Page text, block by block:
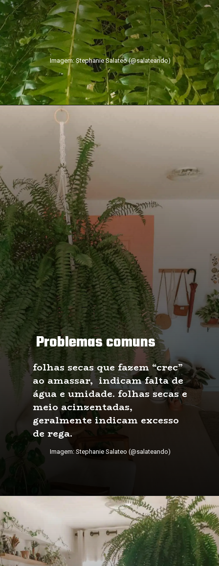
Imagem: Stephanie Salateo (@salateando)
Problemas comuns
folhas secas que fazem “crec”
ao amassar,  indicam falta de
água e umidade. folhas secas e
meio acinzentadas,
geralmente indicam excesso
de rega.
Imagem: Stephanie Salateo (@salateando)